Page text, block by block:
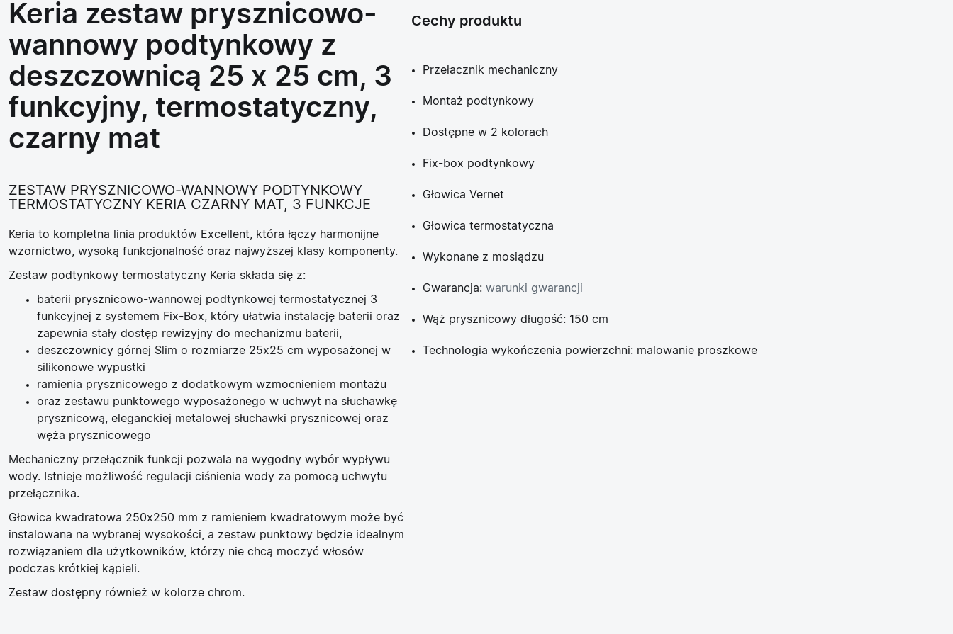
Keria zestaw prysznicowo-
wannowy podtynkowy z
deszczownicą 25 x 25 cm, 3
funkcyjny, termostatyczny,
czarny mat
ZESTAW PRYSZNICOWO-WANNOWY PODTYNKOWY
TERMOSTATYCZNY KERIA CZARNY MAT, 3 FUNKCJE
Keria to kompletna linia produktów Excellent, która łączy harmonijne
wzornictwo, wysoką funkcjonalność oraz najwyższej klasy komponenty.
Zestaw podtynkowy termostatyczny Keria składa się z:
baterii prysznicowo-wannowej podtynkowej termostatycznej 3
funkcyjnej z systemem Fix-Box , który ułatwia instalację baterii oraz
zapewnia stały dostęp rewizyjny do mechanizmu baterii
deszczownicy górnej Slim o rozmiarze 25x25 cm wyposażonej w
silikonowe wypustki
ramienia prysznicowego z dodatkowym wzmocnieniem montażu
oraz zestawu punktowego wyposażonego w uchwyt na słuchawkę
prysznicową, eleganckiej metalowej słuchawki prysznicowej oraz
węża prysznicowego
Mechaniczny przełącznik funkcji pozwala na wygodny wybór wypływu
wody. Istnieje możliwość regulacji ciśnienia wody za pomocą uchwytu
przełącznika.
Głowica kwadratowa 250x250 mm z ramieniem kwadratowym może być
instalowana na wybranej wysokości, a zestaw punktowy będzie idealnym
rozwiązaniem dla użytkowników, którzy nie chcą moczyć włosów
podczas krótkiej kąpieli.
Zestaw dostępny również w kolorze chrom.
Cechy produktu
Przełacznik mechaniczny
Montaż podtynkowy
Dostępne w 2 kolorach
Fix-box podtynkowy
Głowica Vernet
Głowica termostatyczna
Wykonane z mosiądzu
Gwarancja: warunki gwarancji
Wąż prysznicowy długość: 150 cm
Technologia wykończenia powierzchni: malowanie proszkowe